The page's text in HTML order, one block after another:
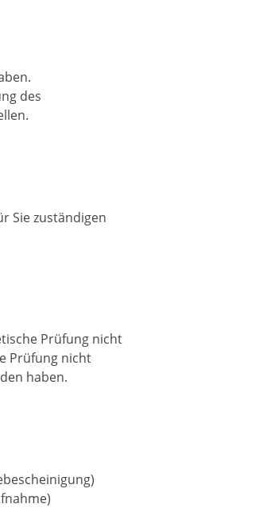
des
Sie zuständigen
Prüfung nicht
Prüfung nicht
haben.